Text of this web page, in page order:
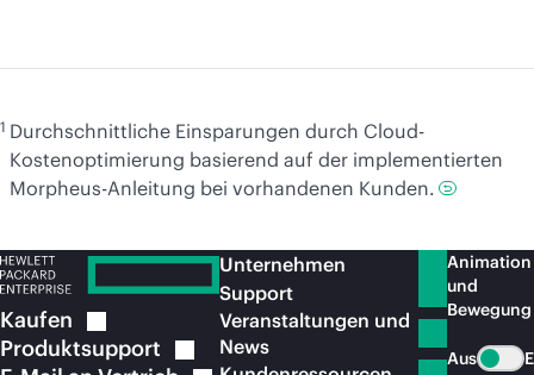
1 Durchschnittliche Einsparungen durch Cloud-
Kostenoptimierung basierend auf der implementierten
Morpheus-Anleitung bei vorhandenen Kunden.
Kaufen
Produktsupport
Unternehmen
Support
Veranstaltungen und
News
Animation
und
Bewegung
Aus